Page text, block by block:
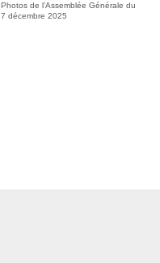
Photos de l’Assemblée Générale du
7 décembre 2025